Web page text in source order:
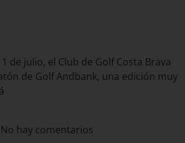
de julio, el Club de Golf Costa Brava
de Golf Andbank, una edición muy
No hay comentarios